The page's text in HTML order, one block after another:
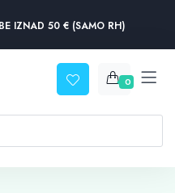
IZNAD 50 € (SAMO RH)
0